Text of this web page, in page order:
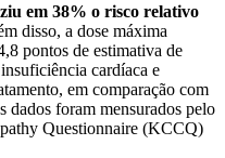
em 38% o risco relativo
disso, a dose máxima
pontos de estimativa de
cardíaca e
em comparação com
dados foram mensurados pelo
Questionnaire (KCCQ)